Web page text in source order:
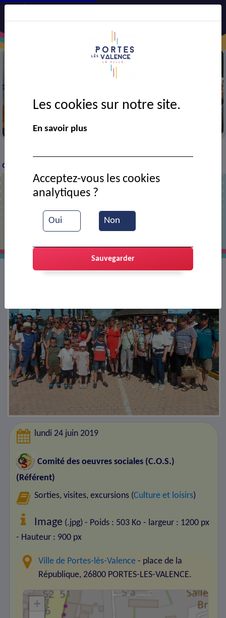
COS à Marineland
Le COS à Marineland
lundi 24 juin 2019
Comité des oeuvres sociales (C.O.S.)
(Référent)
Sorties, visites, excursions (Culture et loisirs)
Image (.jpg) - Poids : 503 Ko - largeur : 1200 px
- Hauteur : 900 px
Ville de Portes-lès-Valence - place de la
République, 26800 PORTES-LES-VALENCE.
+
Les cookies sur notre site.
En savoir plus
Oui Non
Acceptez-vous les cookies
analytiques ?
Sauvegarder